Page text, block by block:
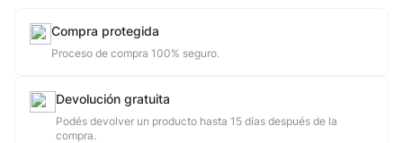
Compra protegida
Proceso de compra 100% seguro.
Devolución gratuita
Podés devolver un producto hasta 15 días después de la
compra.